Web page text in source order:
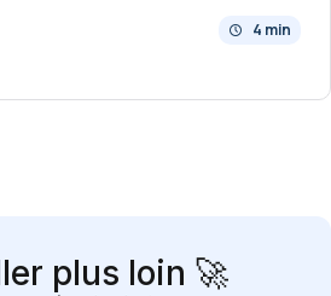
4 min
plus loin 🚀